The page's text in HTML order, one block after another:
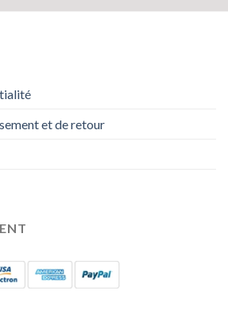
et de retour